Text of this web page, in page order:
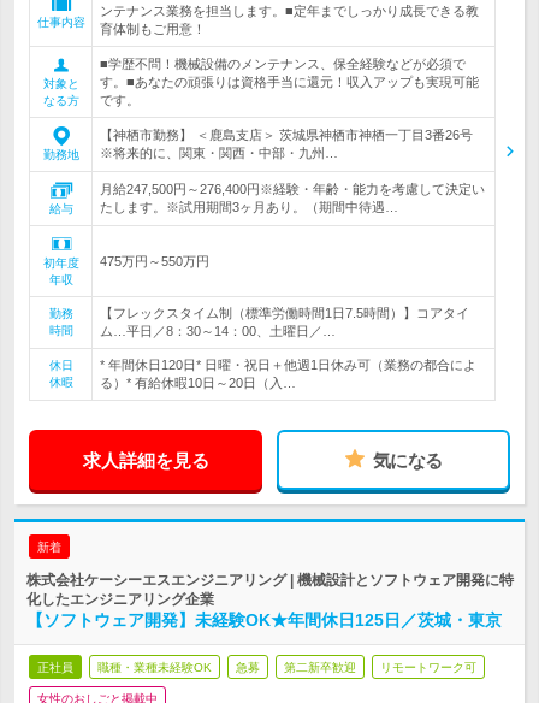
仕事内容
ンテナンス業務を担当します。■定年までしっかり成長できる教
育体制もご用意！
対象と
なる方
■学歴不問！機械設備のメンテナンス、保全経験などが必須で
す。■あなたの頑張りは資格手当に還元！収入アップも実現可能
です。
勤務地
【神栖市勤務】 ＜鹿島支店＞ 茨城県神栖市神栖一丁目3番26号
※将来的に、関東・関西・中部・九州…
給与
月給247,500円～276,400円※経験・年齢・能力を考慮して決定い
たします。※試用期間3ヶ月あり。（期間中待遇…
初年度
年収
475万円～550万円
勤務
時間
【フレックスタイム制（標準労働時間1日7.5時間）】コアタイ
ム…平日／8：30～14：00、土曜日／…
休日
休暇
* 年間休日120日* 日曜・祝日＋他週1日休み可（業務の都合によ
る）* 有給休暇10日～20日（入…
求人詳細を見る 気になる
新着
株式会社ケーシーエスエンジニアリング | 機械設計とソフトウェア開発に特
化したエンジニアリング企業
【ソフトウェア開発】未経験OK★年間休日125日／茨城・東京
正社員 職種・業種未経験OK 急募 第二新卒歓迎 リモートワーク可
女性のおしごと掲載中